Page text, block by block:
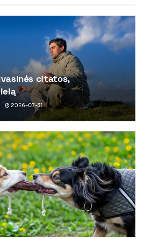
citatos,
2026-07-31